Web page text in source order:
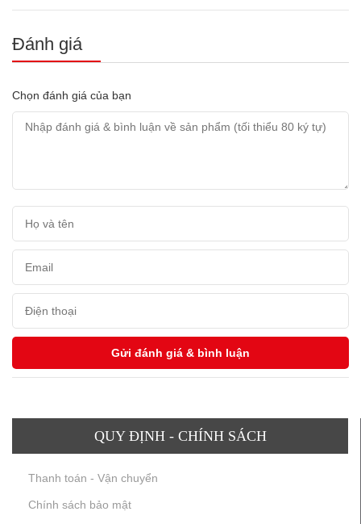
Đánh giá
Chọn đánh giá của bạn
QUY ĐỊNH - CHÍNH SÁCH
Thanh toán - Vận chuyển
Chính sách bảo mật